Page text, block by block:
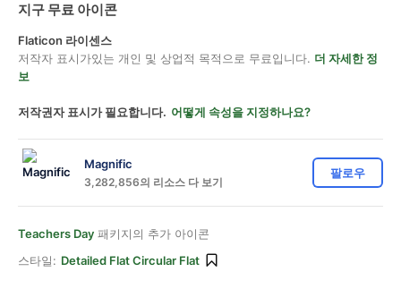
지구 무료 아이콘
Flaticon 라이센스
저작자 표시가있는 개인 및 상업적 목적으로 무료입니다. 더 자세한 정
보
저작권자 표시가 필요합니다. 어떻게 속성을 지정하나요?
Magnific
3,282,856의 리소스 다 보기
팔로우
Teachers Day 패키지의 추가 아이콘
스타일: Detailed Flat Circular Flat